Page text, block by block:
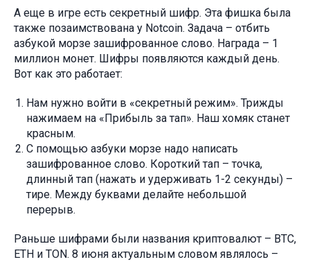
А еще в игре есть секретный шифр. Эта фишка была
также позаимствована у Notcoin. Задача – отбить
азбукой морзе зашифрованное слово. Награда – 1
миллион монет. Шифры появляются каждый день.
Вот как это работает:
Нам нужно войти в «секретный режим». Трижды
нажимаем на «Прибыль за тап». Наш хомяк станет
красным.
С помощью азбуки морзе надо написать
зашифрованное слово. Короткий тап – точка,
длинный тап (нажать и удерживать 1-2 секунды) –
тире. Между буквами делайте небольшой
перерыв.
Раньше шифрами были названия криптовалют – BTC,
ETH и TON. 8 июня актуальным словом являлось –